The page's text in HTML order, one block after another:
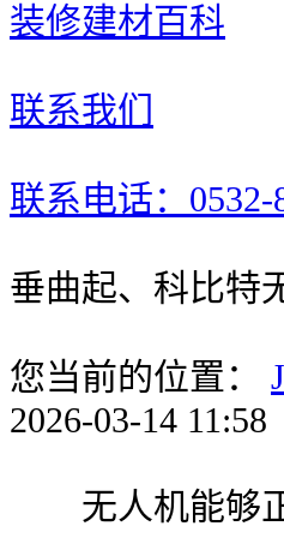
装修建材百科
联系我们
联系电话：0532-
垂曲起、科比特
您当前的位置：
2026-03-14 11:58
无人机能够正